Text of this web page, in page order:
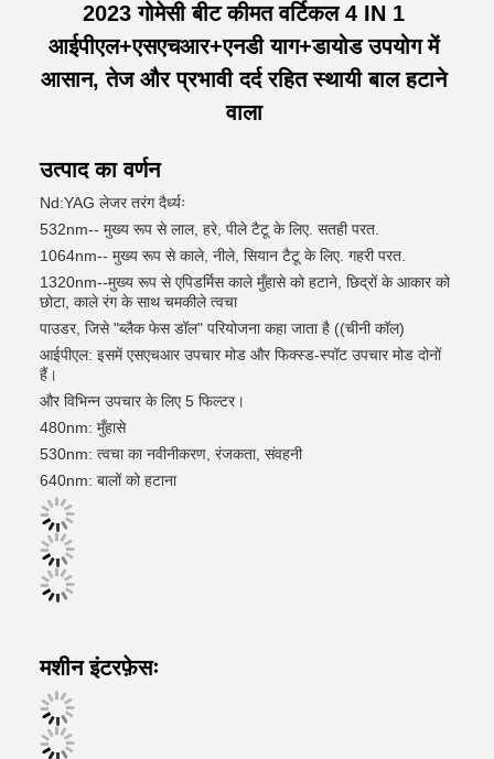
2023 गोमेसी बीट कीमत वर्टिकल 4 IN 1
आईपीएल+एसएचआर+एनडी याग+डायोड उपयोग में
आसान, तेज और प्रभावी दर्द रहित स्थायी बाल हटाने
वाला
उत्पाद का वर्णन
Nd:YAG लेजर तरंग दैर्ध्यः
532nm-- मुख्य रूप से लाल, हरे, पीले टैटू के लिए. सतही परत.
1064nm-- मुख्य रूप से काले, नीले, सियान टैटू के लिए. गहरी परत.
1320nm--मुख्य रूप से एपिडर्मिस काले मुँहासे को हटाने, छिद्रों के आकार को
छोटा, काले रंग के साथ चमकीले त्वचा
पाउडर, जिसे "ब्लैक फेस डॉल" परियोजना कहा जाता है ((चीनी कॉल)
आईपीएल: इसमें एसएचआर उपचार मोड और फिक्स्ड-स्पॉट उपचार मोड दोनों
हैं।
और विभिन्न उपचार के लिए 5 फिल्टर।
480nm: मुँहासे
530nm: त्वचा का नवीनीकरण, रंजकता, संवहनी
640nm: बालों को हटाना
मशीन इंटरफ़ेसः